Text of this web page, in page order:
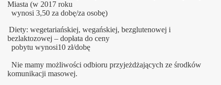
Miasta (w 2017 roku
wynosi 3,50 za dobę/za osobę)
Diety: wegetariańskiej, wegańskiej, bezglutenowej i
bezlaktozowej – dopłata do ceny
pobytu wynosi10 zł/dobę
Nie mamy możliwości odbioru przyjeżdżających ze środków
komunikacji masowej.